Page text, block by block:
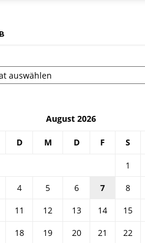
August 2026
D M D F S
1
4 5 6 7 8
11 12 13 14 15
18 19 20 21 22